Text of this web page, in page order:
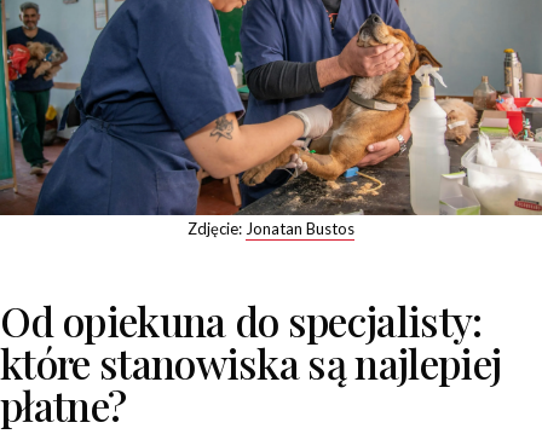
Zdjęcie: Jonatan Bustos
Od opiekuna do specjalisty:
które stanowiska są najlepiej
płatne?